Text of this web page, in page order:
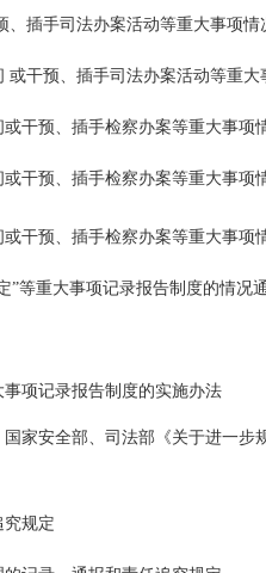
、插手司法办案活动等重大事项情
或干预、插手司法办案活动等重大
干预、插手检察办案等重大事项
干预、插手检察办案等重大事项
干预、插手检察办案等重大事项
”等重大事项记录报告制度的情况
项记录报告制度的实施办法
家安全部、司法部《关于进一步
究规定